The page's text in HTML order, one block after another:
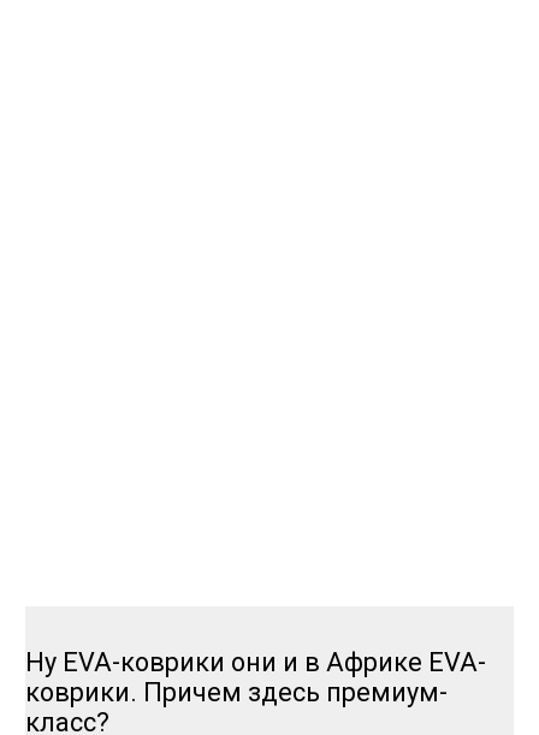
Ну EVA-коврики они и в Африке EVA-
коврики. Причем здесь премиум-
класс?